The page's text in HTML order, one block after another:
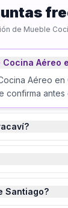
de Mueble
Aéreo
Aéreo
confirma antes
Santiago?